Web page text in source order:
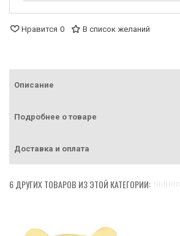
Нравится 0 В список желаний
Описание
Подробнее о товаре
Доставка и оплата
6 ДРУГИХ ТОВАРОВ ИЗ ЭТОЙ КАТЕГОРИИ: